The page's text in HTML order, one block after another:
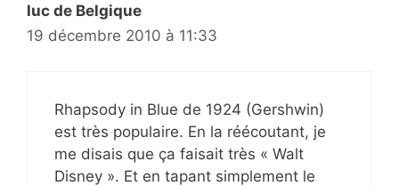
luc de Belgique
19 décembre 2010 à 11:33
Rhapsody in Blue de 1924 (Gershwin)
est très populaire. En la réécoutant, je
me disais que ça faisait très « Walt
Disney ». Et en tapant simplement le